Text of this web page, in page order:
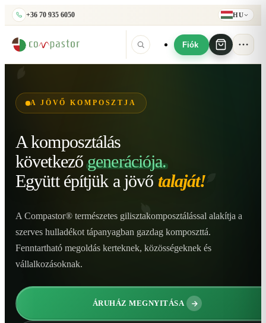
+36 70 935 6050 HU
Fiók
A JÖVŐ KOMPOSZTJA
A komposztálás
következő generációja.
Együtt építjük a jövő talaját!
A Compastor® természetes gilisztakomposztálással alakítja a
szerves hulladékot tápanyagban gazdag komposzttá.
Fenntartható megoldás kerteknek, közösségeknek és
vállalkozásoknak.
ÁRUHÁZ MEGNYITÁSA